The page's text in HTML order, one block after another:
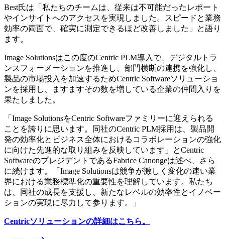
Best氏は「私たちのチームは、従来は不可能だったレポート
やインサイトへのアクセスを実現しました。スピードと業務
効率の両面で、確実に測定できるほど改善しました」と語り
ます。
Image Solutionsはこの度のCentric PLM導入で、デジタルトラ
ンスフォーメーションを推進し、部門横断の連携を強化し、
製品の市場投入を加速するためCentric Softwareソリューショ
ンを採用し、ますますその数を増している企業の仲間入りを
果たしました。
「Image SolutionsをCentric Softwareファミリーに迎えられる
ことを誇りに思います。同社のCentric PLM採用は、製品開
発の効率化とビジネス全体におけるコラボレーションの強化
に向けた先進的な取り組みを反映しています」とCentric
SoftwareのプレジデントであるFabrice Canongeは述べ、さら
に続けます。「Image Solutionsは競争が激しく変化の速い業
界における業務標準化の重要性を理解しています。私たち
は、同社の成長を支援し、新たなレベルの効率性とイノベー
ションの実現に尽力して参ります。」
Centricソリューションの詳細はこちら。